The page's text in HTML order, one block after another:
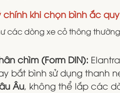
chính khi chọn bình ắc
các dòng xe cỏ thông
chìm (Form DIN):
bắt bình sử dụng thanh
Âu, không thể lắp các